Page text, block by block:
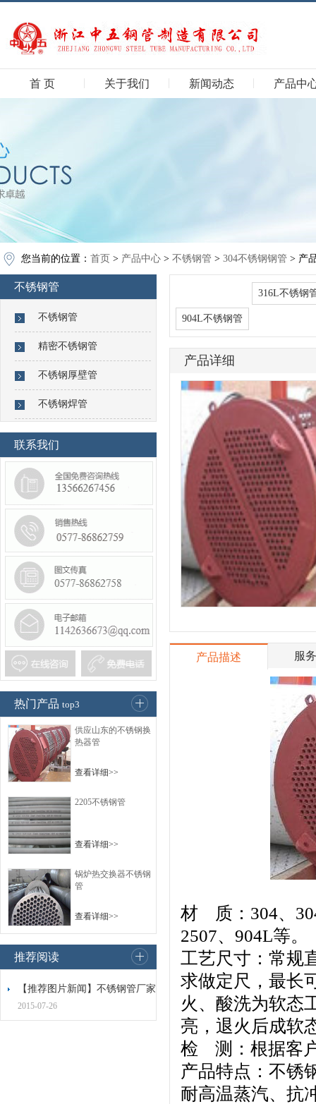
首 页 关于我们 新闻动态 产品中
您当前的位置： 首页 > 产品中心 > 不锈钢管 > 304不锈钢钢管 > 产
不锈钢管
不锈钢管
精密不锈钢管
不锈钢厚壁管
不锈钢焊管
联系我们
热门产品 top3
供应山东的不锈钢换
热器管
查看详细>>
2205不锈钢管
查看详细>>
锅炉热交换器不锈钢
管
查看详细>>
推荐阅读
【推荐图片新闻】不锈钢管厂家
2015-07-26
316L不锈钢
904L不锈钢管
产品详细
产品描述 服
材 质：304、
2507、904L等。
工艺尺寸：常规
求做定尺，最长
火、酸洗为软态
亮，退火后成软
检 测：根据客
产品特点：不锈
耐高温蒸汽、抗